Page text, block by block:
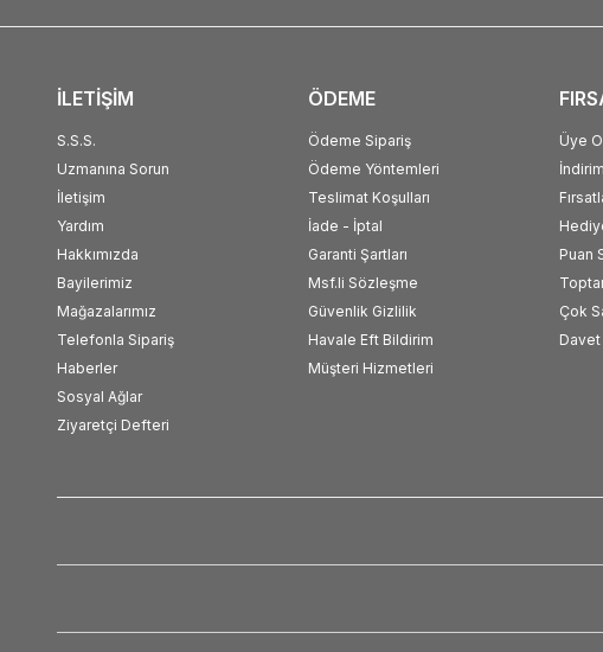
İLETİŞİM
S.S.S.
Uzmanına Sorun
İletişim
Yardım
Hakkımızda
Bayilerimiz
Mağazalarımız
Telefonla Sipariş
Haberler
Sosyal Ağlar
Ziyaretçi Defteri
ÖDEME
Ödeme Sipariş
Ödeme Yöntemleri
Teslimat Koşulları
İade - İptal
Garanti Şartları
Msf.li Sözleşme
Güvenlik Gizlilik
Havale Eft Bildirim
Müşteri Hizmetleri
Üye
Puan
Çok
Davet